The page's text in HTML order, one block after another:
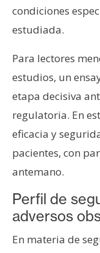
condiciones
estudiada.
Para lectores
estudios, un
etapa decisiva
regulatoria. En
eficacia y
pacientes, con
antemano.
Perfil de
adversos
En materia de